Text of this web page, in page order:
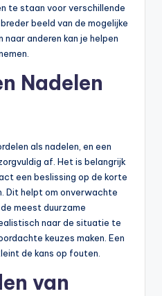
te staan voor verschillende
beeld van de mogelijke
anderen kan je helpen
Nadelen
als nadelen, en een
af. Het is belangrijk
een beslissing op de korte
Dit helpt om onverwachte
meest duurzame
naar de situatie te
keuzes maken. Een
de kans op fouten.
van